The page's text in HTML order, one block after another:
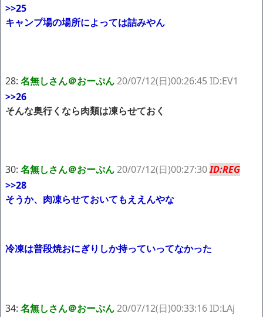
>>25
キャンプ場の場所によっては詰みやん
28: 名無しさん＠おーぷん20/07/12(日)00:26:45 ID:EV1
>>26
そんな奥行くなら肉類は凍らせておく
30: 名無しさん＠おーぷん20/07/12(日)00:27:30ID:REG
>>28
そうか、肉凍らせておいてもええんやな
冷凍は普段焼おにぎりしか持っていってなかった
34: 名無しさん＠おーぷん20/07/12(日)00:33:16 ID:LAj